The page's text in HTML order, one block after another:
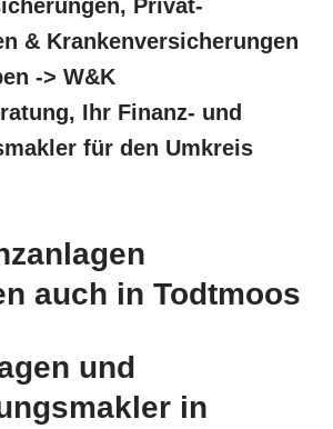
Privat-
& Krankenversicherungen
-> W&K
Ihr Finanz- und
für den Umkreis
auch in Todtmoos
und
in